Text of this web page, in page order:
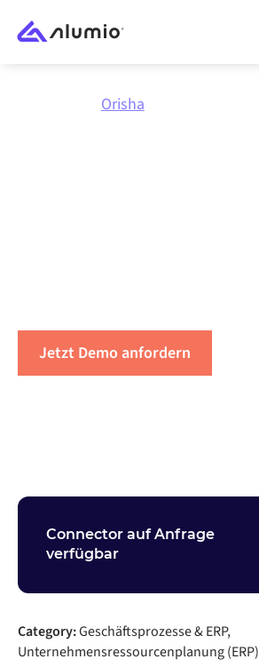
Orisha
Jetzt Demo anfordern
Connector auf Anfrage
verfügbar
Category:Geschäftsprozesse & ERP,
Unternehmensressourcenplanung (ERP)